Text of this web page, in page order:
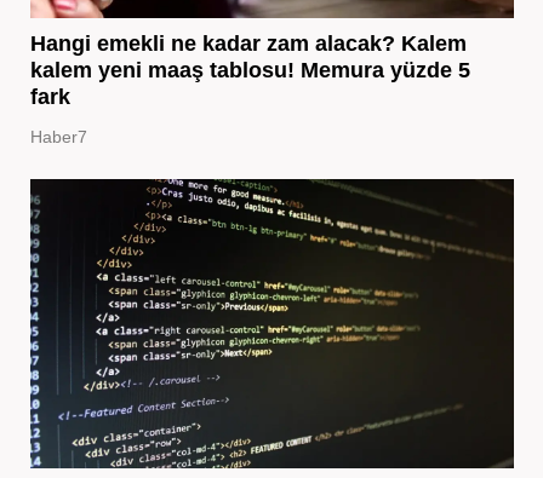
Hangi emekli ne kadar zam alacak? Kalem
kalem yeni maaş tablosu! Memura yüzde 5
fark
Haber7